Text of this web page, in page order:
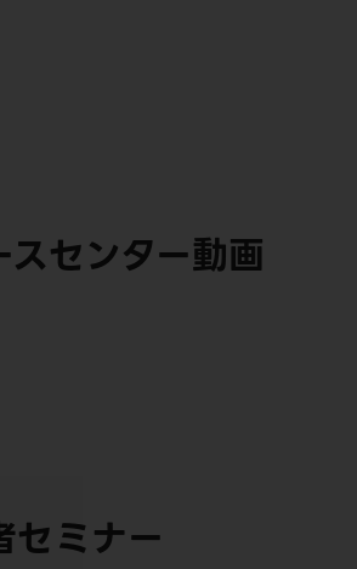
スセンター動画
セミナー